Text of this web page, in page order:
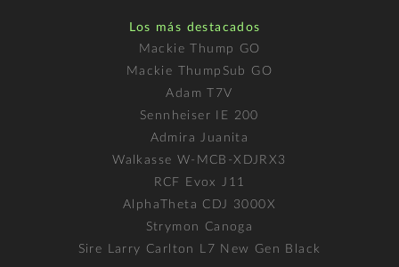
Los más destacados
Mackie Thump GO
Mackie ThumpSub GO
Adam T7V
Sennheiser IE 200
Admira Juanita
Walkasse W-MCB-XDJRX3
RCF Evox J11
AlphaTheta CDJ 3000X
Strymon Canoga
Sire Larry Carlton L7 New Gen Black